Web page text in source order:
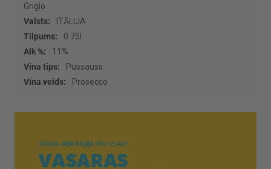
informācijas
Grigio
ITĀLIJA
0.75l
11%
Pussauss
Prosecco